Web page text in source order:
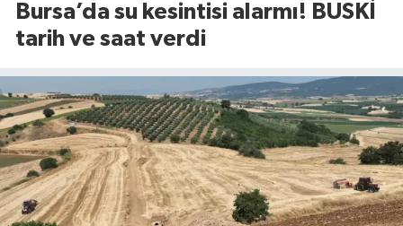
Bursa’da su kesintisi alarmı! BUSKİ
tarih ve saat verdi